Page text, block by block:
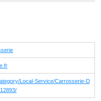
Local-Service/Carrosserie-D